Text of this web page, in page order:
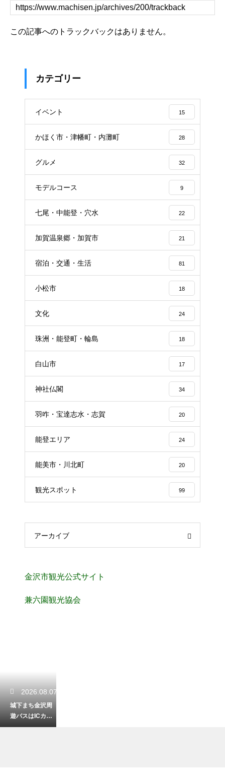
この記事へのトラックバックはありません。
カテゴリー
イベント 15
かほく市・津幡町・内灘町 28
グルメ 32
モデルコース 9
七尾・中能登・穴水 22
加賀温泉郷・加賀市 21
宿泊・交通・生活 81
小松市 18
文化 24
珠洲・能登町・輪島 18
白山市 17
神社仏閣 34
羽咋・宝達志水・志賀 20
能登エリア 24
能美市・川北町 20
観光スポット 99
アーカイブ
金沢市観光公式サイト
兼六園観光協会
2026.08.07
城下まち金沢周
遊バスはICカー
ドが使える？他